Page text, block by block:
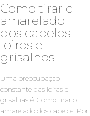
Como tirar o
amarelado
dos cabelos
loiros e
grisalhos
Uma preocupação
constante das loiras e
grisalhas é: Como tirar o
amarelado dos cabelos! Por